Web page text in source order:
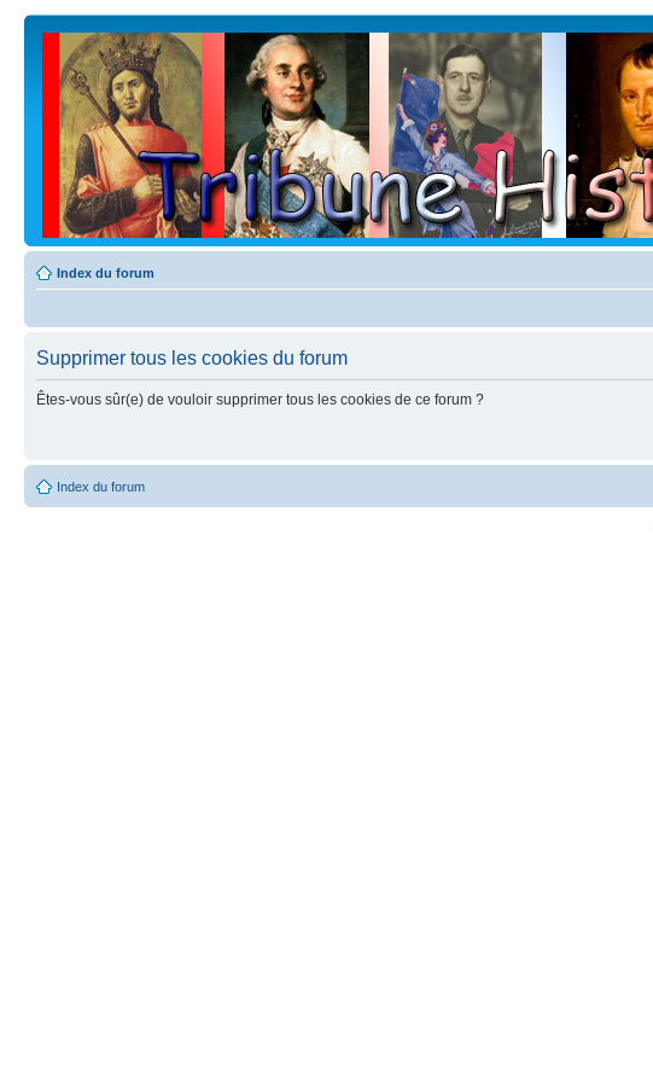
Index du forum
Supprimer tous les cookies du forum
Êtes-vous sûr(e) de vouloir supprimer tous les cookies de ce forum ?
Index du forum